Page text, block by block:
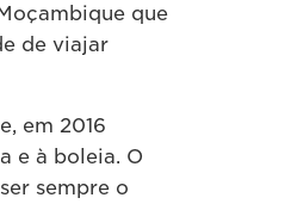
que
de viajar
em 2016
e à boleia. O
sempre o